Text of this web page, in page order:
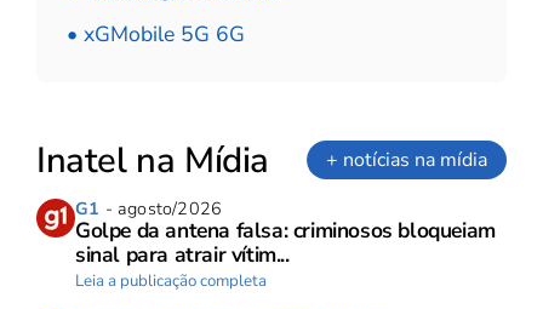
• xGMobile 5G 6G
Inatel na Mídia + notícias na mídia
G1 - agosto/2026
Golpe da antena falsa: criminosos bloqueiam
sinal para atrair vítim...
Leia a publicação completa